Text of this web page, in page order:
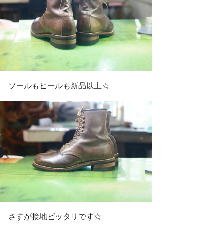
ソールもヒールも新品以上☆
さすが接地ピッタリです☆